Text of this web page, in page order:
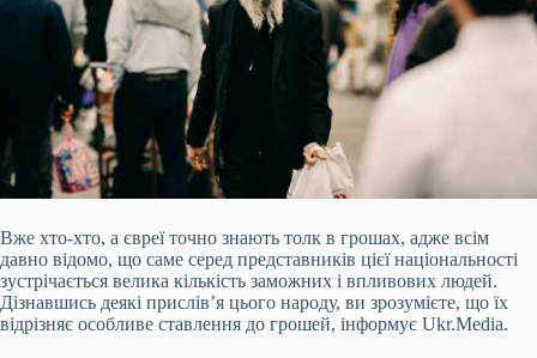
Вже хто-хто, а євреї точно знають толк в грошах, адже всім
давно відомо, що саме серед представників цієї національності
зустрічається велика кількість заможних і впливових людей.
Дізнавшись деякі прислів’я цього народу, ви зрозумієте, що їх
відрізняє особливе ставлення до грошей, інформує Ukr.Media.